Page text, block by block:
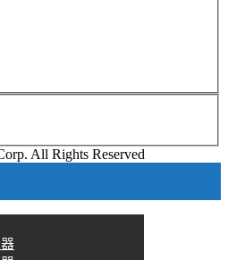
All Rights Reserved